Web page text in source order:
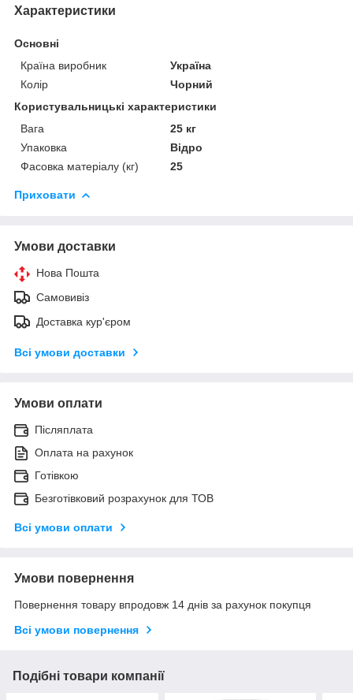
Характеристики
Основні
Країна виробник
Україна
Колір
Чорний
Користувальницькі характеристики
Вага
25 кг
Упаковка
Відро
Фасовка матеріалу (кг)
25
Приховати
Умови доставки
Нова Пошта
Самовивіз
Доставка кур'єром
Всі умови доставки
Умови оплати
Післяплата
Оплата на рахунок
Готівкою
Безготівковий розрахунок для ТОВ
Всі умови оплати
Умови повернення
Повернення товару впродовж 14 днів за рахунок покупця
Всі умови повернення
Подібні товари компанії